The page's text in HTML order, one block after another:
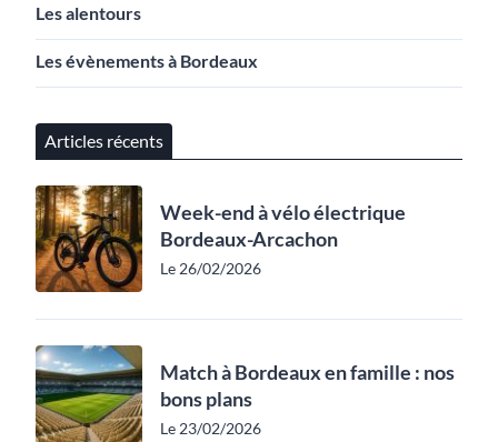
Les alentours
Les évènements à Bordeaux
Articles récents
Week-end à vélo électrique
Bordeaux-Arcachon
Le 26/02/2026
Match à Bordeaux en famille : nos
bons plans
Le 23/02/2026